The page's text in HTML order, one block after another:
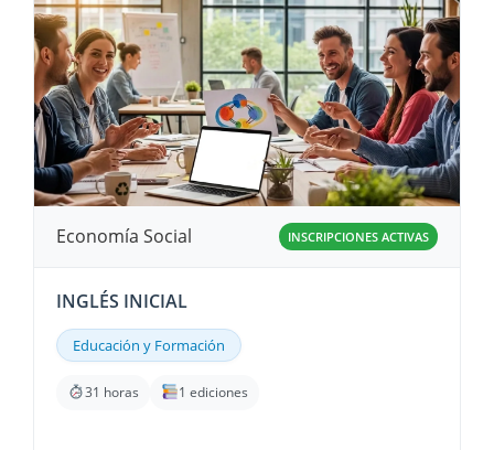
Economía Social INSCRIPCIONES ACTIVAS
INGLÉS INICIAL
Educación y Formación
31 horas 1 ediciones